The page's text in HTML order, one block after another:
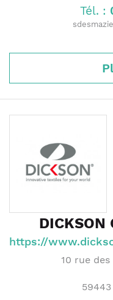
Tél. :
DICKSON
https://
10 rue
59443